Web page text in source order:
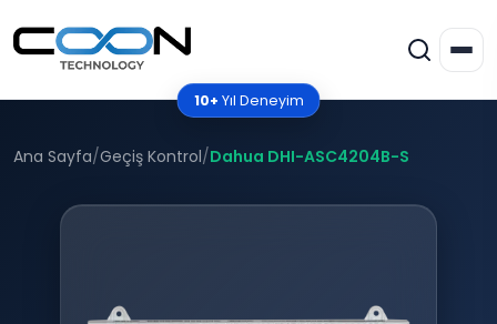
10+ Yıl Deneyim
Ana Sayfa/Geçiş Kontrol/Dahua DHI-ASC4204B-S